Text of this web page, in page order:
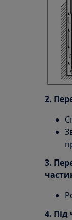
2.
3.
4.